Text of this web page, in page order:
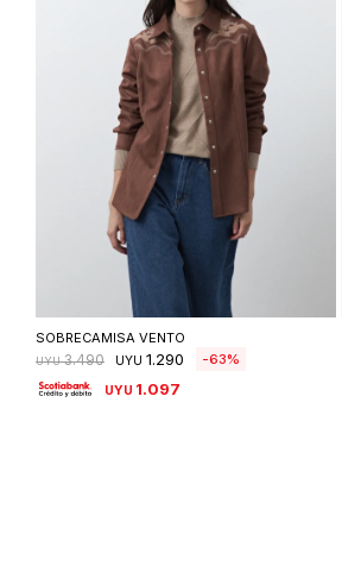
Seleccionar talle
SOBRECAMISA VENTO
UYU 3.490 UYU 1.290 63
UYU 1.097